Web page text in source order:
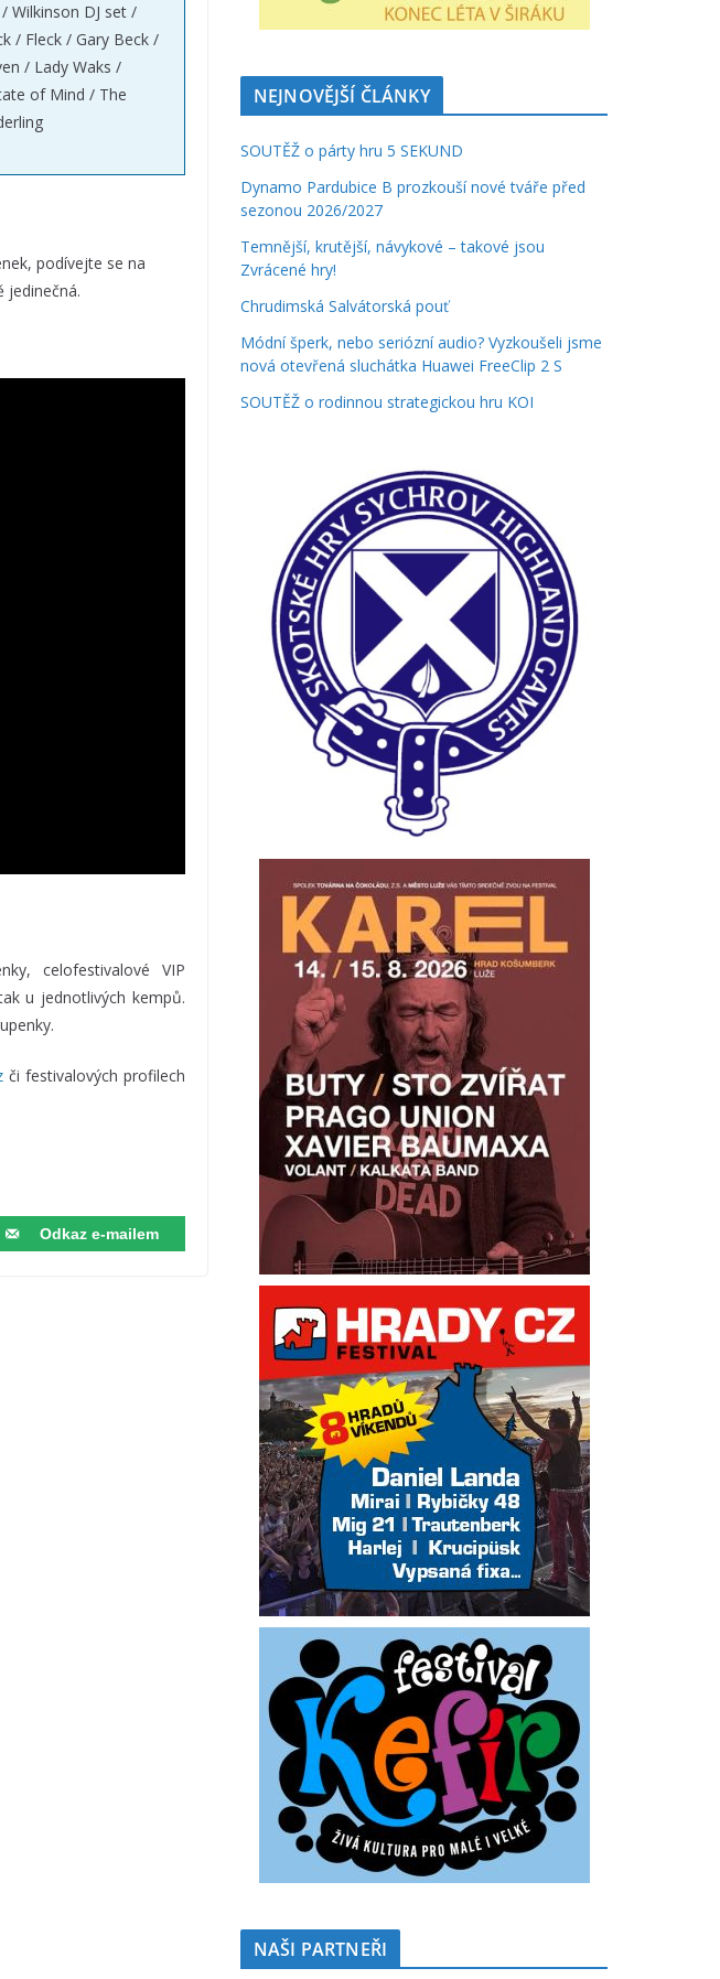
Wilkinson DJ set /
/ Fleck / Gary Beck /
/ Lady Waks /
of Mind / The
podívejte se na
jedinečná.
celofestivalové VIP
u jednotlivých kempů.
či festivalových profilech
Odkaz e-mailem
NEJNOVĚJŠÍ ČLÁNKY
SOUTĚŽ o párty hru 5 SEKUND
Dynamo Pardubice B prozkouší nové tváře před
sezonou 2026/2027
Temnější, krutější, návykové – takové jsou
Zvrácené hry!
Chrudimská Salvátorská pouť
Módní šperk, nebo seriózní audio? Vyzkoušeli jsme
nová otevřená sluchátka Huawei FreeClip 2 S
SOUTĚŽ o rodinnou strategickou hru KOI
NAŠI PARTNEŘI